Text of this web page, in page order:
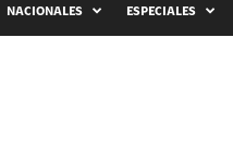
NACIONALES ESPECIALES